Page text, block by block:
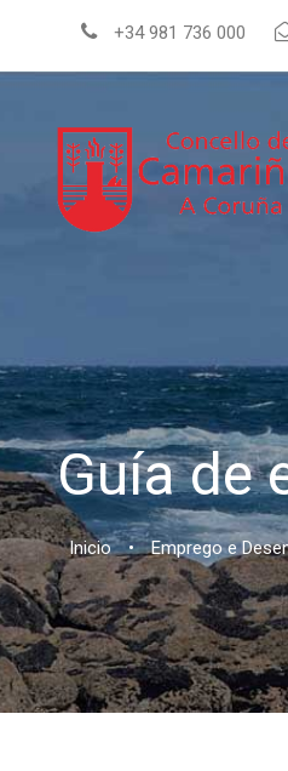
+34 981 736 000
Guía de
Inicio • Emprego e